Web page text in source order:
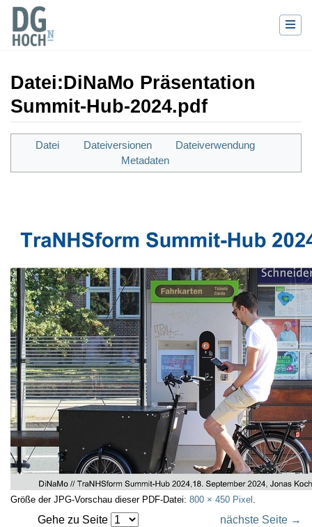
Datei:DiNaMo Präsentation
Summit-Hub-2024.pdf
Wechseln zu: Navigation,Suche
Datei Dateiversionen
Dateiverwendung
Metadaten
Größe der JPG-Vorschau dieser PDF-Datei: 800 × 450 Pixel .
Gehe zu Seite nächste Seite →